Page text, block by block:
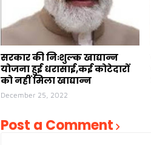
सरकार की निःशुल्क खाद्यान्न
योजना हुई धरासाई,कई कोटेदारों
को नहीं मिला खाद्यान्न
December 25, 2022
Post a Comment